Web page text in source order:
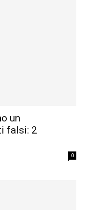
un
falsi: 2
0